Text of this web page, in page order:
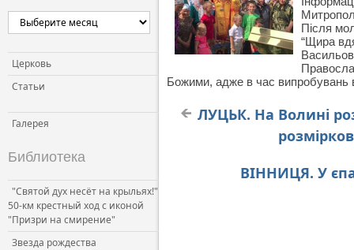
Церковь
Статьи
Галерея
Библиотека
"Святой дух несёт на крыльях!"
50-км крестный ход с иконой
"Призри на смирение"
Звезда рождества
Після
“Щира
Божими, адже в час випробувань
ЛУЦЬК. На Волині
ВІННИЦЯ. У